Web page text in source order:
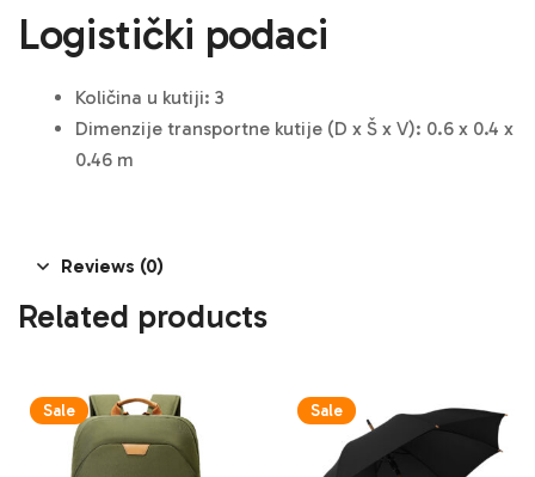
Logistički podaci
Količina u kutiji: 3
Dimenzije transportne kutije (D x Š x V): 0.6 x 0.4 x
0.46 m
Reviews (0)
Related products
Sale Sale